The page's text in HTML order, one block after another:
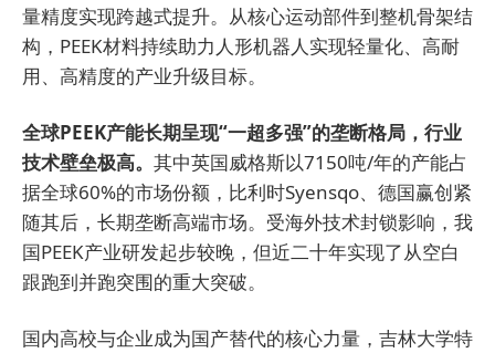
量精度实现跨越式提升。从核心运动部件到整机骨架结
构，PEEK材料持续助力人形机器人实现轻量化、高耐
用、高精度的产业升级目标。
全球PEEK产能长期呈现“一超多强”的垄断格局，行业
技术壁垒极高。 其中英国威格斯以7150吨/年的产能占
据全球60%的市场份额，比利时Syensqo、德国赢创紧
随其后，长期垄断高端市场。受海外技术封锁影响，我
国PEEK产业研发起步较晚，但近二十年实现了从空白
跟跑到并跑突围的重大突破。
国内高校与企业成为国产替代的核心力量，吉林大学特